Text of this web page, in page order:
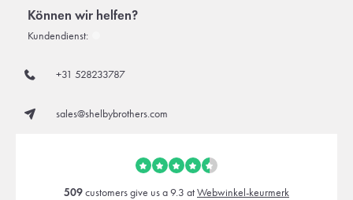
Können wir helfen?
Kundendienst:
+31 528233787
sales@shelbybrothers.com
509customers give us a 9.3 atWebwinkel-keurmerk